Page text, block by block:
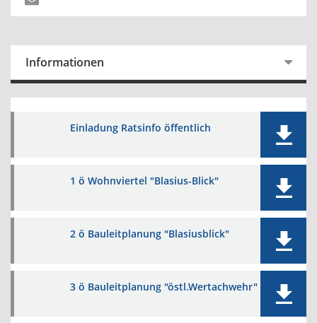
Informationen
Einladung Ratsinfo öffentlich
1 ö Wohnviertel "Blasius-Blick"
2 ö Bauleitplanung "Blasiusblick"
3 ö Bauleitplanung "östl.Wertachwehr"